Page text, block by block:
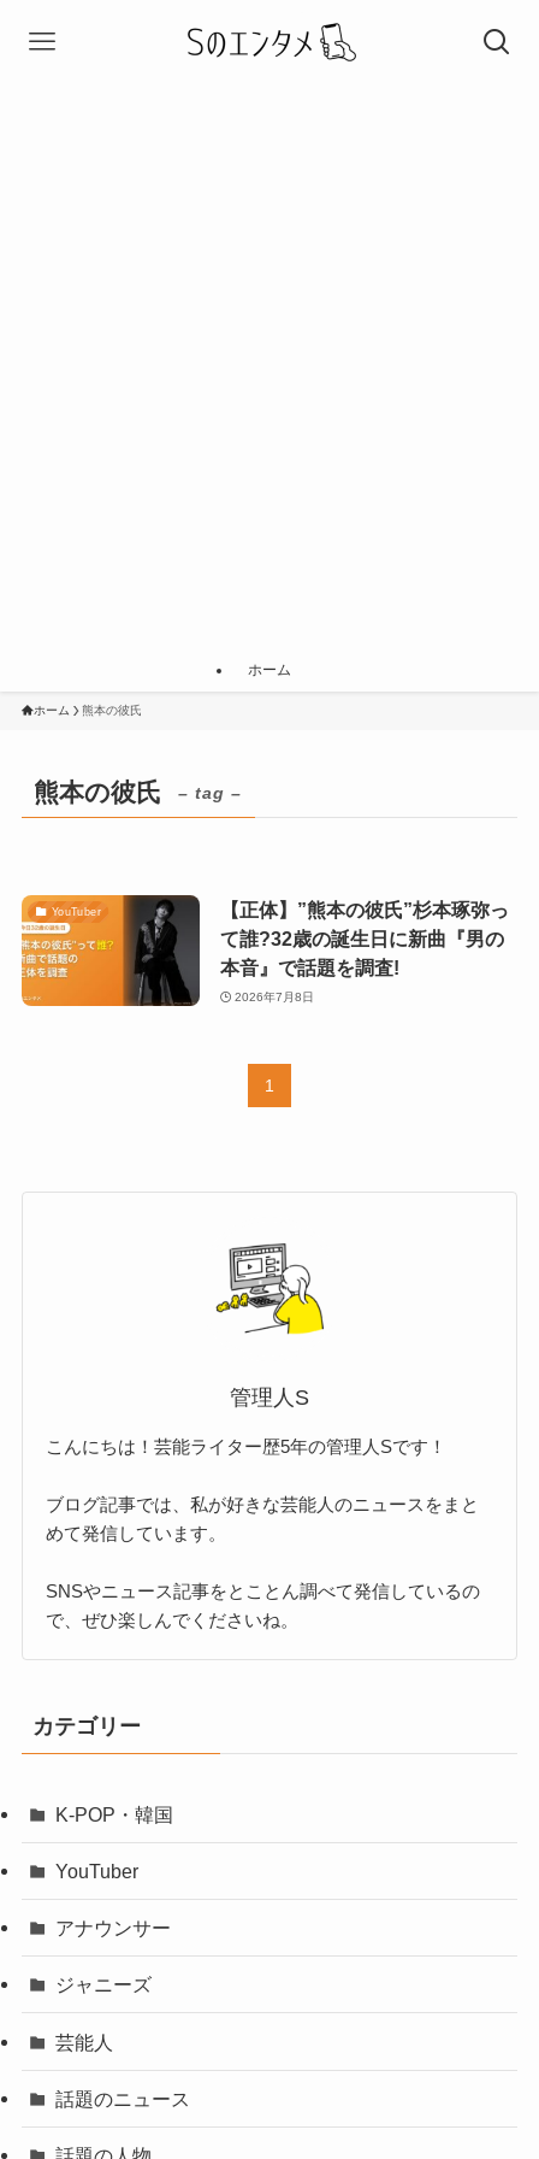
ホーム
ホーム 熊本の彼氏
熊本の彼氏 – tag –
YouTuber
【正体】”熊本の彼氏”杉本琢弥っ
て誰?32歳の誕生日に新曲『男の
本音』で話題を調査!
2026年7月8日
1
管理人S
こんにちは！芸能ライター歴5年の管理人Sです！
ブログ記事では、私が好きな芸能人のニュースをまと
めて発信しています。
SNSやニュース記事をとことん調べて発信しているの
で、ぜひ楽しんでくださいね。
カテゴリー
K-POP・韓国
YouTuber
アナウンサー
ジャニーズ
芸能人
話題のニュース